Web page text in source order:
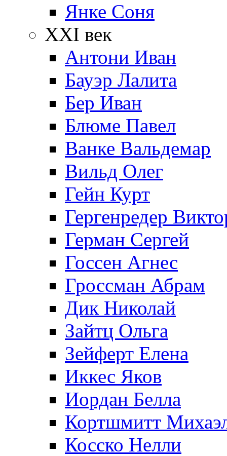
Янке Соня
XXI век
Антони Иван
Бауэр Лалита
Бер Иван
Блюме Павел
Ванке Вальдемар
Вильд Олег
Гейн Курт
Гергенредер
Герман Сергей
Госсен Агнес
Гроссман Абрам
Дик Николай
Зайтц Ольга
Зейферт Елена
Иккес Яков
Иордан Белла
Кортшмитт
Косско Нелли